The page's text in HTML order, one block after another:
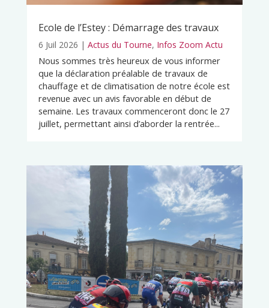
Ecole de l’Estey : Démarrage des travaux
6 Juil 2026 | Actus du Tourne, Infos Zoom Actu
Nous sommes très heureux de vous informer
que la déclaration préalable de travaux de
chauffage et de climatisation de notre école est
revenue avec un avis favorable en début de
semaine. Les travaux commenceront donc le 27
juillet, permettant ainsi d’aborder la rentrée...